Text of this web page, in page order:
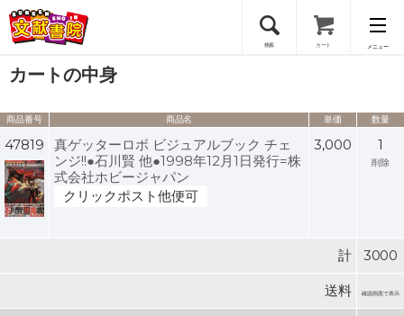
検索 カート メニュー
会員登録
ログイン
カートの中身
商品番号 商品名 単価 数量
47819
真ゲッターロボ ビジュアルブック チェ
ンジ!!●石川賢 他●1998年12月1日発行=株
式会社ホビージャパン
クリックポスト他便可
3,000 1
削除
計 3000
送料 確認画面で表示